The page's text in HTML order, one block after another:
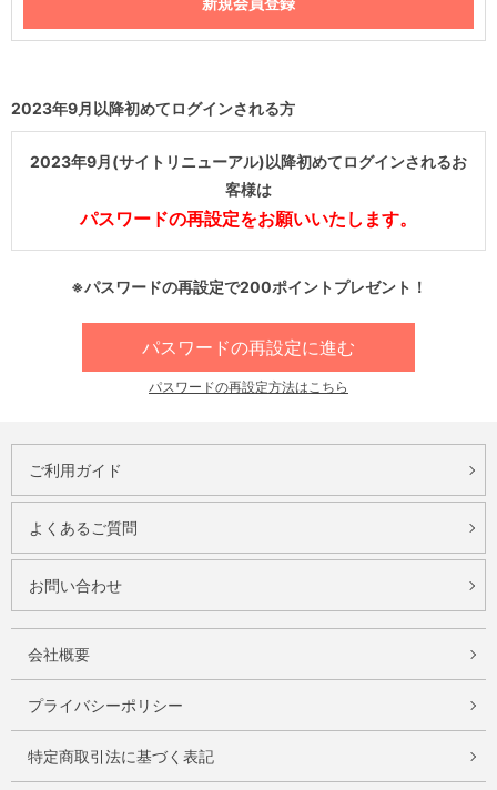
2023年9月以降初めてログインされる方
2023年9月(サイトリニューアル)以降初めてログインされるお
客様は
パスワードの再設定をお願いいたします。
※パスワードの再設定で200ポイントプレゼント！
パスワードの再設定に進む
パスワードの再設定方法はこちら
ご利用ガイド
よくあるご質問
お問い合わせ
会社概要
プライバシーポリシー
特定商取引法に基づく表記